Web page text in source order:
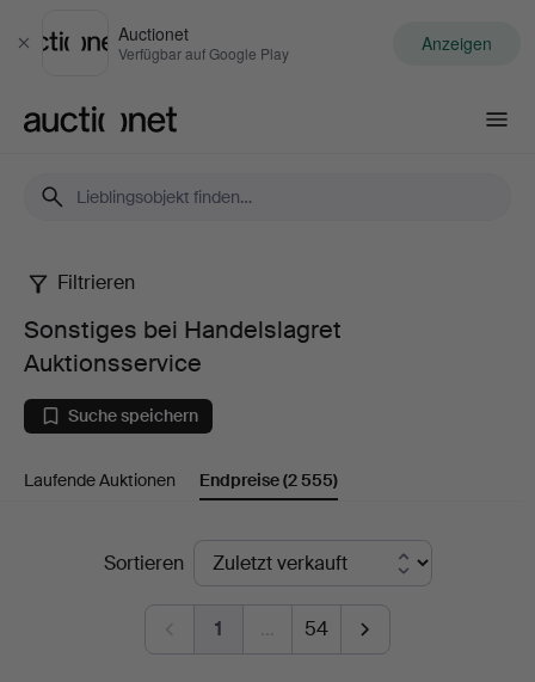
Schließen
Auctionet
Verfügbar auf Google Play Anzeigen
Sonstiges
bei
Handelslagret
Auktionsservice
Filtrieren
Sonstiges bei Handelslagret
Auktionsservice
Suche speichern
Laufende Auktionen Endpreise(2 555)
EndpreiseSortieren
1 … 54